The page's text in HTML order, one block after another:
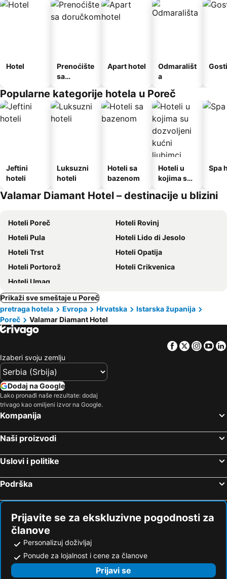
Hotel
Prenoćište
sa
Apart hotel
Odmarališt
a
Popularne kategorije hotela u Poreč
Jeftini
hoteli
Luksuzni
hoteli
Hoteli sa
bazenom
Hoteli u
kojima su
kućni
Spa
Valamar Diamant Hotel – destinacije u blizini
Hoteli Poreč
Hoteli Rovinj
Hoteli Pula
Hoteli Lido di Jesolo
Hoteli Trst
Hoteli Opatija
Hoteli Portorož
Hoteli Crikvenica
Hoteli Umag
Prikaži sve smeštaje u Poreč
pretraga hotela
Evropa Hrvatska
Istarska županija
Poreč
Valamar Diamant Hotel
Facebook
Twitter
Izaberi svoju zemlju
Dodaj na Google
Lako pronađi naše rezultate: dodaj
trivago kao omiljeni izvor na Google.
Kompanija
Naši proizvodi
Uslovi i politike
Podrška
Prijavite se za ekskluzivne pogodnosti za
članove
Personalizuj doživljaj
Ponude za lojalnost i cene za članove
Prijavi se